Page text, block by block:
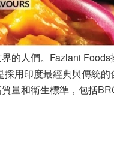
的人們。Fazlani
用印度最經典與傳統
量和衛生標準，包括